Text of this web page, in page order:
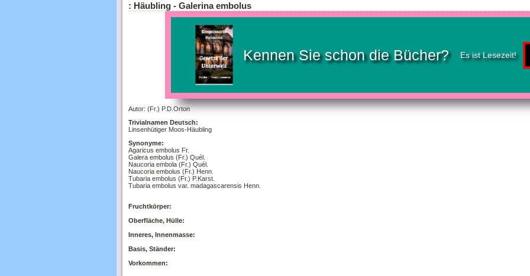
: Häubling - Galerina embolus
Kennen Sie schon die Bücher? Es ist Lesezeit!
Autor: (Fr.) P.D.Orton
Trivialnamen Deutsch:
Linsenhütiger Moos-Häubling
Synonyme:
Agaricus embolus Fr.
Galera embolus (Fr.) Quél.
Naucoria embola (Fr.) Quél.
Naucoria embolus (Fr.) Henn.
Tubaria embolus (Fr.) P.Karst.
Tubaria embolus var. madagascarensis Henn.
Fruchtkörper:
Oberfläche, Hülle:
Inneres, Innenmasse:
Basis, Ständer:
Vorkommen: